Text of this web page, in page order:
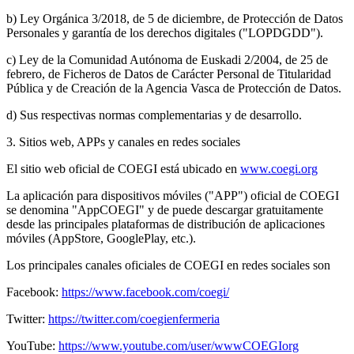
b) Ley Orgánica 3/2018, de 5 de diciembre, de Protección de Datos
Personales y garantía de los derechos digitales ("LOPDGDD").
c) Ley de la Comunidad Autónoma de Euskadi 2/2004, de 25 de
febrero, de Ficheros de Datos de Carácter Personal de Titularidad
Pública y de Creación de la Agencia Vasca de Protección de Datos.
d) Sus respectivas normas complementarias y de desarrollo.
3. Sitios web, APPs y canales en redes sociales
El sitio web oficial de COEGI está ubicado en www.coegi.org
La aplicación para dispositivos móviles ("APP") oficial de COEGI
se denomina "AppCOEGI" y de puede descargar gratuitamente
desde las principales plataformas de distribución de aplicaciones
móviles (AppStore, GooglePlay, etc.).
Los principales canales oficiales de COEGI en redes sociales son
Facebook: https://www.facebook.com/coegi/
Twitter: https://twitter.com/coegienfermeria
YouTube: https://www.youtube.com/user/wwwCOEGIorg